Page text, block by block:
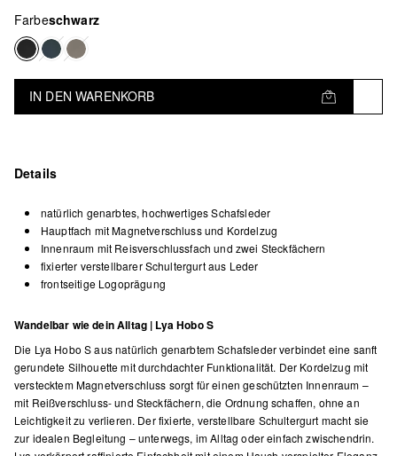
Farbeschwarz
IN DEN WARENKORB
Details
natürlich genarbtes, hochwertiges Schafsleder
Hauptfach mit Magnetverschluss und Kordelzug
Innenraum mit Reisverschlussfach und zwei Steckfächern
fixierter verstellbarer Schultergurt aus Leder
frontseitige Logoprägung
Wandelbar wie dein Alltag | Lya Hobo S
Die Lya Hobo S aus natürlich genarbtem Schafsleder verbindet eine sanft
gerundete Silhouette mit durchdachter Funktionalität. Der Kordelzug mit
verstecktem Magnetverschluss sorgt für einen geschützten Innenraum –
mit Reißverschluss- und Steckfächern, die Ordnung schaffen, ohne an
Leichtigkeit zu verlieren. Der fixierte, verstellbare Schultergurt macht sie
zur idealen Begleitung – unterwegs, im Alltag oder einfach zwischendrin.